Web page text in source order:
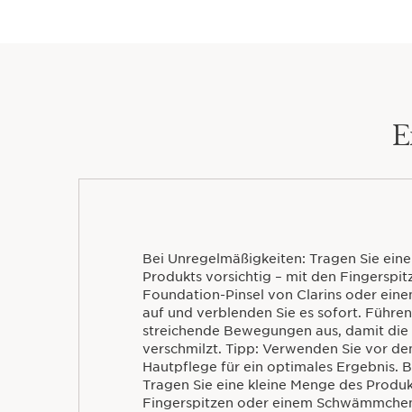
Bei Unregelmäßigkeiten: Tragen Sie
Produkts vorsichtig – mit den
Foundation-Pinsel von Clarins oder
auf und verblenden Sie es sofort.
streichende Bewegungen aus, damit
verschmilzt. Tipp: Verwenden Sie vor
Hautpflege für ein optimales Ergebnis.
Tragen Sie eine kleine Menge des
Fingerspitzen oder einem